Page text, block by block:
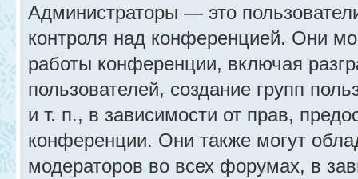
Администраторы — это
контроля над конференцией. Они
работы конференции, включая
пользователей, создание групп
и т. п., в зависимости от прав,
конференции. Они также могут
модераторов во всех форумах, в